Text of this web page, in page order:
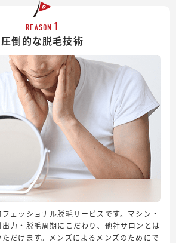
REASON 1
圧倒的な脱毛技術
ェッショナル脱毛サービスです。マシン・
力・脱毛周期にこだわり、他社サロンとは
だけます。メンズによるメンズのためにで